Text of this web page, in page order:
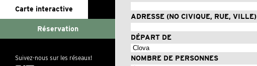
Carte interactive
Réservation
Suivez-nous sur les réseaux!
ADRESSE (NO CIVIQUE, RUE, VILLE)
DÉPART DE
NOMBRE DE PERSONNES